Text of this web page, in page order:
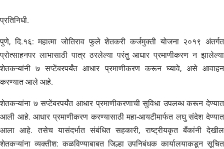
प्रतिनिधी.
पुणे, दि.१६: महात्मा जोतिराव फुले शेतकरी कर्जमुक्ती योजना २०१९ अंतर्गत
प्रोत्साहनपर लाभासाठी पात्र ठरलेल्या परंतु आधार प्रमाणीकरण न झालेल्या
शेतकऱ्यांनी ७ सप्टेंबरपर्यंत आधार प्रमाणीकरण करून घ्यावे, असे आवाहन
करण्यात आले आहे.
शेतकऱ्यांना ७ सप्टेंबरपर्यंत आधार प्रमाणीकरणाची सुविधा उपलब्ध करून देण्यात
आली आहे. आधार प्रमाणीकरण करण्यासाठी महा-आयटीमार्फत लघु संदेश देण्यात
आला आहे. तसेच यासंदर्भात संबंधित सहकारी, राष्ट्रीयकृत बँकांनी देखील
शेतकऱ्यांना व्यक्तीश: कळविण्याबाबत जिल्हा उपनिबंधक कार्यालयाकडून सूचित